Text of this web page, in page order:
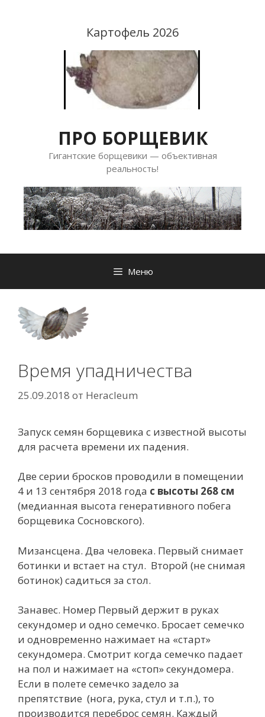
Картофель 2026
ПРО БОРЩЕВИК
Гигантские борщевики — объективная
реальность!
Меню
Время упадничества
25.09.2018 от Heracleum
Запуск семян борщевика с известной высоты
для расчета времени их падения.
Две серии бросков проводили в помещении
4 и 13 сентября 2018 года с высоты 268 см
(медианная высота генеративного побега
борщевика Сосновского).
Мизансцена. Два человека. Первый снимает
ботинки и встает на стул. Второй (не снимая
ботинок) садиться за стол.
Занавес. Номер Первый держит в руках
секундомер и одно семечко. Бросает семечко
и одновременно нажимает на «старт»
секундомера. Смотрит когда семечко падает
на пол и нажимает на «стоп» секундомера.
Если в полете семечко задело за
препятствие (нога, рука, стул и т.п.), то
производится переброс семян. Каждый